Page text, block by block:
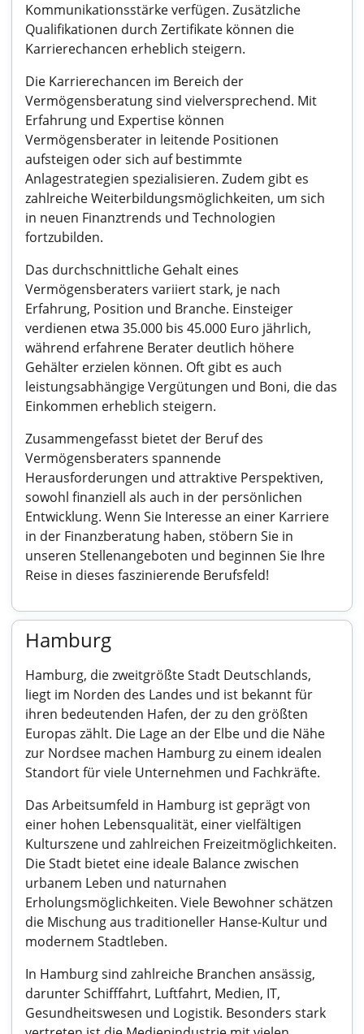
Kommunikationsstärke verfügen. Zusätzliche
Qualifikationen durch Zertifikate können die
Karrierechancen erheblich steigern.
Die Karrierechancen im Bereich der
Vermögensberatung sind vielversprechend. Mit
Erfahrung und Expertise können
Vermögensberater in leitende Positionen
aufsteigen oder sich auf bestimmte
Anlagestrategien spezialisieren. Zudem gibt es
zahlreiche Weiterbildungsmöglichkeiten, um sich
in neuen Finanztrends und Technologien
fortzubilden.
Das durchschnittliche Gehalt eines
Vermögensberaters variiert stark, je nach
Erfahrung, Position und Branche. Einsteiger
verdienen etwa 35.000 bis 45.000 Euro jährlich,
während erfahrene Berater deutlich höhere
Gehälter erzielen können. Oft gibt es auch
leistungsabhängige Vergütungen und Boni, die das
Einkommen erheblich steigern.
Zusammengefasst bietet der Beruf des
Vermögensberaters spannende
Herausforderungen und attraktive Perspektiven,
sowohl finanziell als auch in der persönlichen
Entwicklung. Wenn Sie Interesse an einer Karriere
in der Finanzberatung haben, stöbern Sie in
unseren Stellenangeboten und beginnen Sie Ihre
Reise in dieses faszinierende Berufsfeld!
Hamburg
Hamburg, die zweitgrößte Stadt Deutschlands,
liegt im Norden des Landes und ist bekannt für
ihren bedeutenden Hafen, der zu den größten
Europas zählt. Die Lage an der Elbe und die Nähe
zur Nordsee machen Hamburg zu einem idealen
Standort für viele Unternehmen und Fachkräfte.
Das Arbeitsumfeld in Hamburg ist geprägt von
einer hohen Lebensqualität, einer vielfältigen
Kulturszene und zahlreichen Freizeitmöglichkeiten.
Die Stadt bietet eine ideale Balance zwischen
urbanem Leben und naturnahen
Erholungsmöglichkeiten. Viele Bewohner schätzen
die Mischung aus traditioneller Hanse-Kultur und
modernem Stadtleben.
In Hamburg sind zahlreiche Branchen ansässig,
darunter Schifffahrt, Luftfahrt, Medien, IT,
Gesundheitswesen und Logistik. Besonders stark